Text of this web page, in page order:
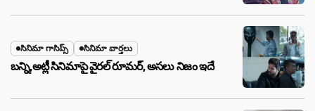
సినిమా గాసిప్స్ సినిమా వార్తలు
బన్ని,అట్లీ సినిమాపై వైరల్ రూమర్, అసలు నిజం ఇదే